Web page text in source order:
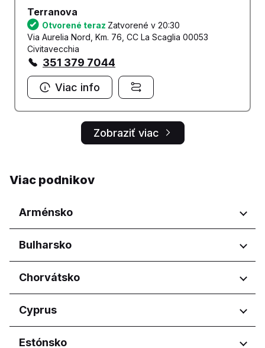
Terranova
Otvorené teraz Zatvorené v 20:30
Via Aurelia Nord, Km. 76, CC La Scaglia 00053
Civitavecchia
351 379 7044
Viac info
Zobraziť viac
Viac podnikov
Arménsko
Regióny
Bulharsko
Regióny
Dobrich
Pernik
Pleven
Chorvátsko
Regióny
Cyprus
Regióny
Estónsko